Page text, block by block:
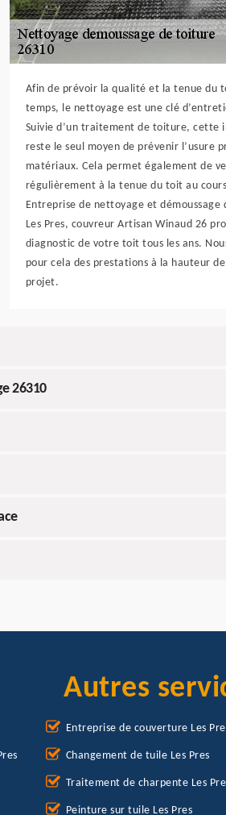
Afin de prévoir la qualité et la tenue du
temps, le nettoyage est une clé
Suivie d’un traitement de toiture, cette
reste le seul moyen de prévenir l’usure
matériaux. Cela permet également de
régulièrement à la tenue du toit au
Entreprise de nettoyage et démoussage
Les Pres, couvreur Artisan Winaud 26
diagnostic de votre toit tous les ans.
pour cela des prestations à la hauteur
projet.
26310
Autres
Entreprise de couverture Les
Changement de tuile Les Pres
Traitement de charpente Les
Peinture sur tuile Les Pres